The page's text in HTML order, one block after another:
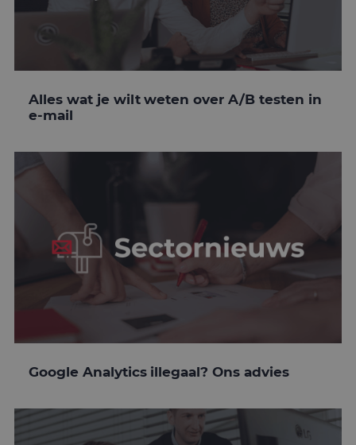
Alles wat je wilt weten over A/B testen in
e-mail
Google Analytics illegaal? Ons advies